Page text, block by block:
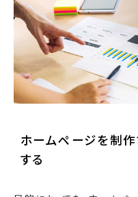
ホームページを制
する